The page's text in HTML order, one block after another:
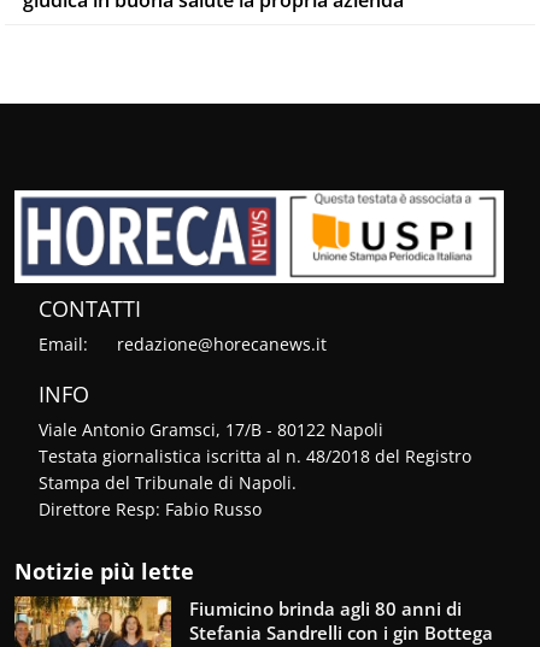
CONTATTI
Email: redazione@horecanews.it
INFO
Viale Antonio Gramsci, 17/B - 80122 Napoli
Testata giornalistica iscritta al n. 48/2018 del Registro
Stampa del Tribunale di Napoli.
Direttore Resp: Fabio Russo
Notizie più lette
Fiumicino brinda agli 80 anni di
Stefania Sandrelli con i gin Bottega